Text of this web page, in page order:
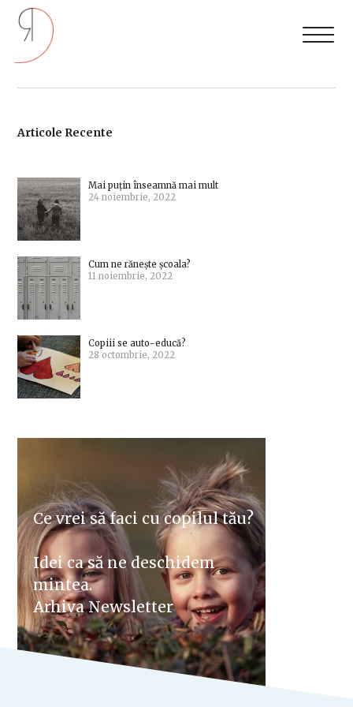
Articole Recente
Mai puțin înseamnă mai mult
24 noiembrie, 2022
Cum ne rănește școala?
11 noiembrie, 2022
Copiii se auto-educă?
28 octombrie, 2022
Ce vrei să faci cu copilul tău?
Idei ca să ne deschidem
mintea.
Arhiva Newsletter